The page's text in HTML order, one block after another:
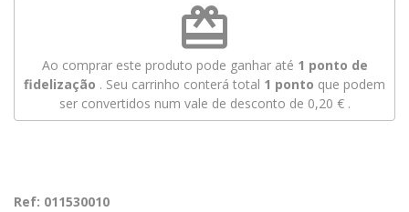
redeem
Ao comprar este produto pode ganhar até 1 ponto de
fidelização . Seu carrinho conterá total 1 ponto que podem
ser convertidos num vale de desconto de 0,20 €.
Ref: 011530010